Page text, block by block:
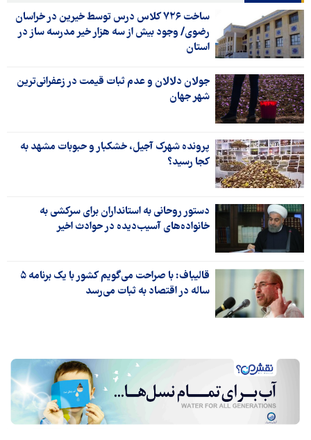
ساخت ۷۲۶ کلاس درس توسط خیرین در خراسان
رضوی/ وجود بیش از سه هزار خیر مدرسه ساز در
استان
جولان دلالان و عدم ثبات قیمت در زعفرانی‌ترین
شهر جهان
پرونده شهرک آجیل، خشکبار و حبوبات مشهد به
کجا رسید؟
دستور روحانی به استانداران برای سرکشی به
خانواده‌های آسیب‌دیده در حوادث اخیر
قالیباف: با صراحت می‌گویم کشور با یک برنامه ۵
ساله در اقتصاد به ثبات می‌رسد